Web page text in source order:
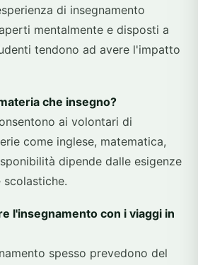
di insegnamento
mentalmente e disposti a
tendono ad avere l'impatto
che insegno?
ai volontari di
come inglese, matematica,
dipende dalle esigenze
l'insegnamento con i viaggi in
spesso prevedono del